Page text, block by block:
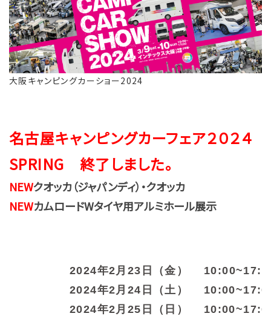
大阪キャンピングカーショー2024
名古屋キャンピングカーフェア２０２４
SPRING 終了しました。
NEWクオッカ（ジャパンディ） ・クオッカ
NEWカムロードWタイヤ用アルミホール展示
2024年2月23日（金）
2024年2月24日（土）
2024年2月25日（日）